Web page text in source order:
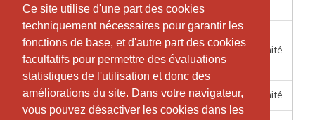
Ce site utilise d'une part des cookies
techniquement nécessaires pour garantir les
fonctions de base, et d'autre part des cookies
facultatifs pour permettre des évaluations
statistiques de l'utilisation et donc des
améliorations du site. Dans votre navigateur,
vous pouvez désactiver les cookies dans les
Ce site utilise d'une part des cookies
techniquement nécessaires pour garantir les
fonctions de base, et d'autre part des cookies
facultatifs pour permettre des évaluations
statistiques de l'utilisation et donc des
améliorations du site. Dans votre navigateur,
vous pouvez désactiver les cookies dans les
c3le Jahres "KombiPlus"
Mitgliedschaft c3le und Van der Merwe
Center
12 Mois Illimité
c3le Jahres Vereinsmitgliedschaft 12 Mois Illimité